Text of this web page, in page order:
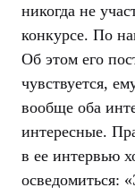
никогда не
конкурсе. По
Об этом его
чувствуется,
вообще оба
интересные.
в ее интервью
осведомиться: